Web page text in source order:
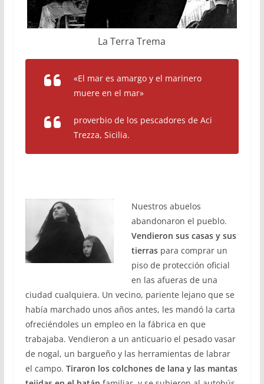
La Terra Trema
«El mar es amargo y el marinero
muere en el mar»
proverbio de los pescadores de Aci
Trezza, Sicilia.
Nuestros abuelos
abandonaron el pueblo.
Vendieron sus casas y sus
tierraspara comprar un
piso de protección oficial
en las afueras de una
ciudad cualquiera. Un vecino, pariente lejano que se
había marchado unos años antes, les mandó la carta
ofreciéndoles un empleo en la fábrica en que
trabajaba. Vendieron a un anticuario el pesado vasar
de nogal, un bargueño y las herramientas de labrar
el campo. Tiraron los colchones de lana y las mantas